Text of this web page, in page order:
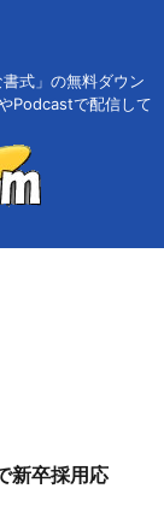
式」の無料ダウン
Podcastで配信して
新卒採用応